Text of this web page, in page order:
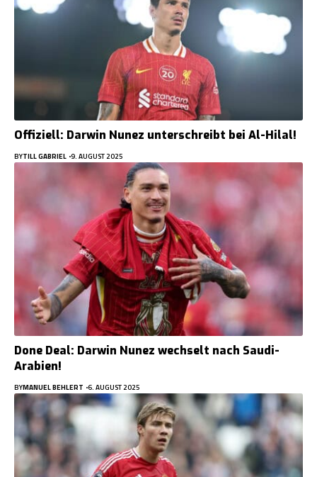
Offiziell: Darwin Nunez unterschreibt bei Al-Hilal!
BYTILL GABRIEL 9. AUGUST 2025
Done Deal: Darwin Nunez wechselt nach Saudi-
Arabien!
BYMANUEL BEHLERT 6. AUGUST 2025